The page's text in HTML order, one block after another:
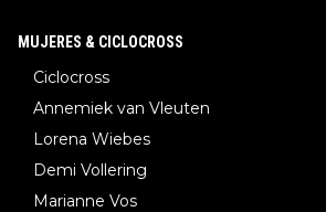
MUJERES & CICLOCROSS
Ciclocross
Annemiek van Vleuten
Lorena Wiebes
Demi Vollering
Marianne Vos